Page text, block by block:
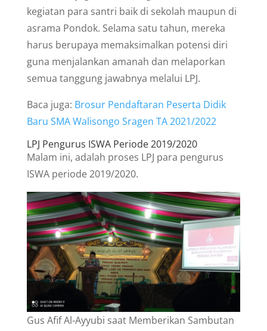
kegiatan para santri baik di sekolah maupun di
asrama Pondok. Selama satu tahun, mereka
harus berupaya memaksimalkan potensi diri
guna menjalankan amanah dan melaporkan
semua tanggung jawabnya melalui LPJ.
Baca juga: Brosur Pendaftaran Peserta Didik
Baru SMA Walisongo Sragen TA 2021/2022
LPJ Pengurus ISWA Periode 2019/2020
Malam ini, adalah proses LPJ para pengurus
ISWA periode 2019/2020.
Gus Afif Al-Ayyubi saat Memberikan Sambutan